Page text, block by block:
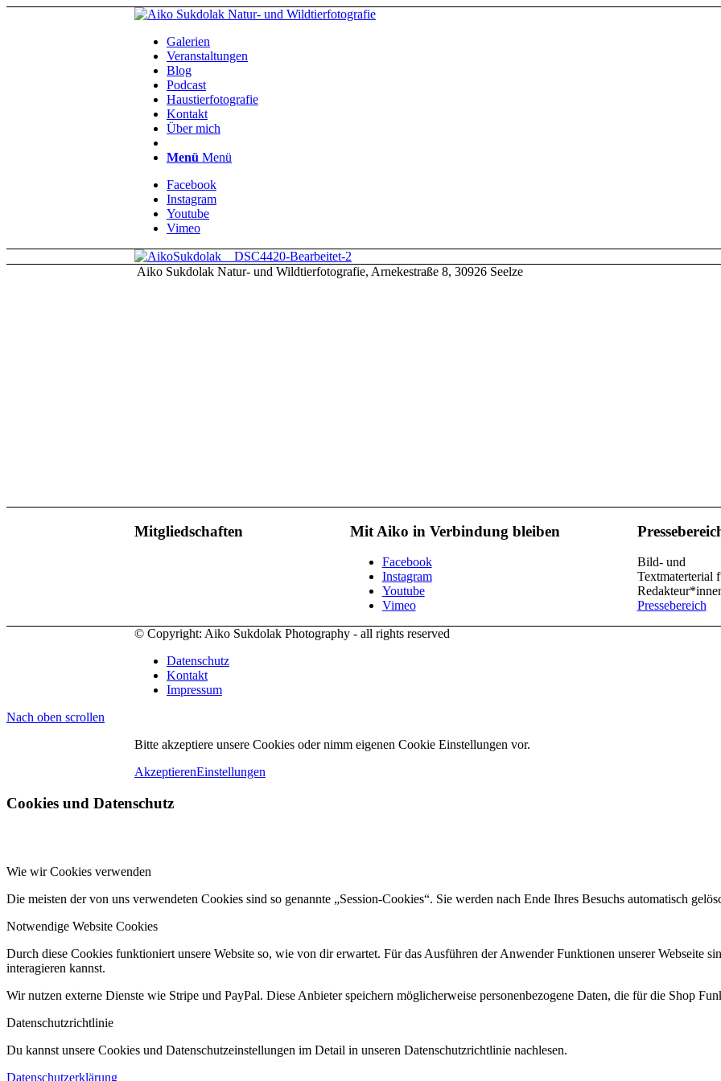
Galerien
Veranstaltungen
Blog
Podcast
Haustierfotografie
Kontakt
Über mich
Menü Menü
Facebook
Instagram
Youtube
Vimeo
Aiko Sukdolak Natur- und Wildtierfotografie, Arnekestraße 8, 30926 Seelze
Mitgliedschaften Mit Aiko in Verbindung bleiben
Facebook
Instagram
Youtube
Vimeo
Bild- und
Textmaterterial
Pressebereich
© Copyright: Aiko Sukdolak Photography - all rights reserved
Datenschutz
Kontakt
Impressum
Nach oben scrollen
Bitte akzeptiere unsere Cookies oder nimm eigenen Cookie Einstellungen vor.
AkzeptierenEinstellungen
Cookies und Datenschutz
Wie wir Cookies verwenden
Die meisten der von uns verwendeten Cookies sind so genannte „Session-Cookies“. Sie werden nach Ende Ihres Besuchs automatisch
Notwendige Website Cookies
Durch diese Cookies funktioniert unsere Website so, wie von dir erwartet. Für das Ausführen der Anwender Funktionen unserer Webseite
interagieren kannst.
Wir nutzen externe Dienste wie Stripe und PayPal. Diese Anbieter speichern möglicherweise personenbezogene Daten, die für die Shop
Datenschutzrichtlinie
Du kannst unsere Cookies und Datenschutzeinstellungen im Detail in unseren Datenschutzrichtlinie nachlesen.
Datenschutzerklärung